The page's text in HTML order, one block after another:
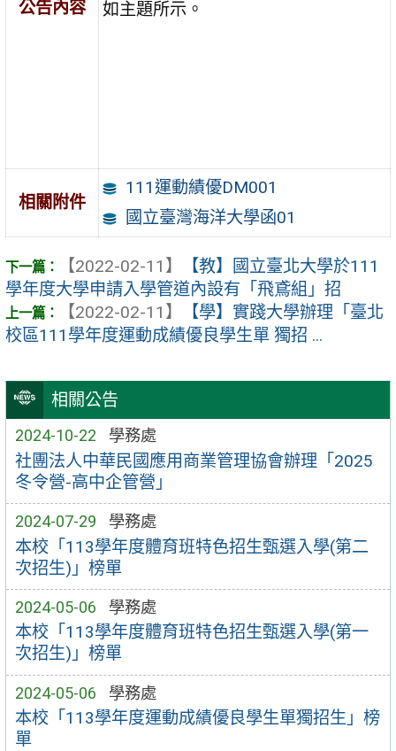
相關公告
2024-10-22 學務處
社團法人中華民國應用商業管理協會辦理「2025
冬令營-高中企管營」
2024-07-29 學務處
本校「113學年度體育班特色招生甄選入學(第二
次招生)」榜單
2024-05-06 學務處
本校「113學年度體育班特色招生甄選入學(第一
次招生)」榜單
2024-05-06 學務處
本校「113學年度運動成績優良學生單獨招生」榜
單
公告內容
如主題所示。
相關附件
111運動績優DM001
國立臺灣海洋大學函01
【2022-02-11】
【教】國立臺北大學於111
學年度大學申請入學管道內設有「飛鳶組」招
【2022-02-11】
【學】實踐大學辦理「臺北
校區111學年度運動成績優良學生單 獨招 ...